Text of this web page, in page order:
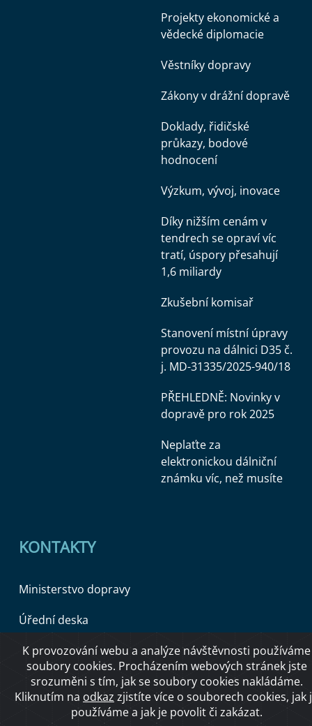
Projekty ekonomické a
vědecké diplomacie
Věstníky dopravy
Zákony v drážní dopravě
Doklady, řidičské
průkazy, bodové
hodnocení
Výzkum, vývoj, inovace
Díky nižším cenám v
tendrech se opraví víc
tratí, úspory přesahují
1,6 miliardy
Zkušební komisař
Stanovení místní úpravy
provozu na dálnici D35 č.
j. MD-31335/2025-940/18
PŘEHLEDNĚ: Novinky v
dopravě pro rok 2025
Neplaťte za
elektronickou dálniční
známku víc, než musíte
KONTAKTY
Ministerstvo dopravy
Úřední deska
Copyright © 2026 Ministerstvo dopravy ČR
O přístupnosti
K provozování webu a analýze návštěvnosti používáme
soubory cookies. Procházením webových stránek jste
srozuměni s tím, jak se soubory cookies nakládáme.
Kliknutím na odkaz zjistíte více o souborech cookies, jak
používáme a jak je povolit či zakázat.